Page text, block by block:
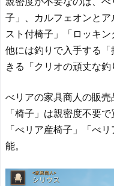
子」、カルフェオンと
スト付椅子」「ロッキン
他には釣りで入手する
きる「クリオの頑丈な釣
べリアの家具商人の販売
「椅子」は親密度不要で
「べリア産椅子」「べ
能。